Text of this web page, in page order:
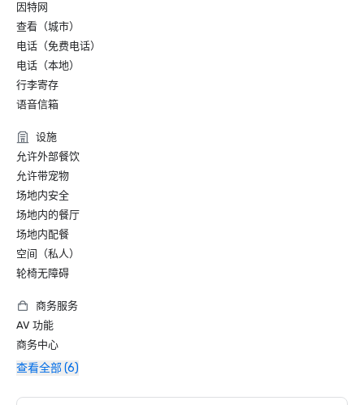
因特网
查看（城市）
电话（免费电话）
电话（本地）
行李寄存
语音信箱
设施
允许外部餐饮
允许带宠物
场地内安全
场地内的餐厅
场地内配餐
空间（私人）
轮椅无障碍
商务服务
AV 功能
商务中心
查看全部 (6)